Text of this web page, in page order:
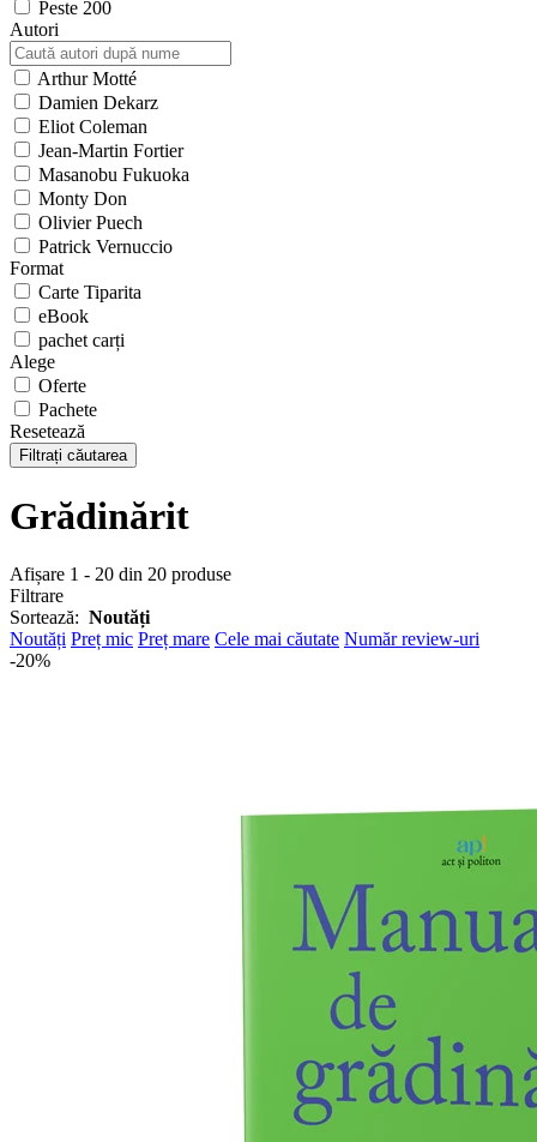
Peste 200
Autori
Arthur Motté
Damien Dekarz
Eliot Coleman
Jean-Martin Fortier
Masanobu Fukuoka
Monty Don
Olivier Puech
Patrick Vernuccio
Format
Carte Tiparita
eBook
pachet carți
Alege
Oferte
Pachete
Resetează
Filtrați căutarea
Grădinărit
Afișare 1 - 20 din 20 produse
Filtrare
Sortează: Noutăți
Noutăți Preț mic Preț mare Cele mai căutate Număr review-uri
-20%